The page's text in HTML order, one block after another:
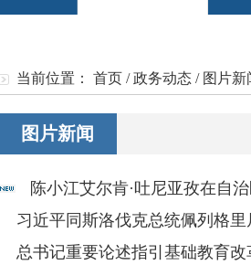
当前位置： 首页/政务动态/ 图片新
图片新闻
陈小江艾尔肯·吐尼亚孜在自
习近平同斯洛伐克总统佩列格里
总书记重要论述指引基础教育